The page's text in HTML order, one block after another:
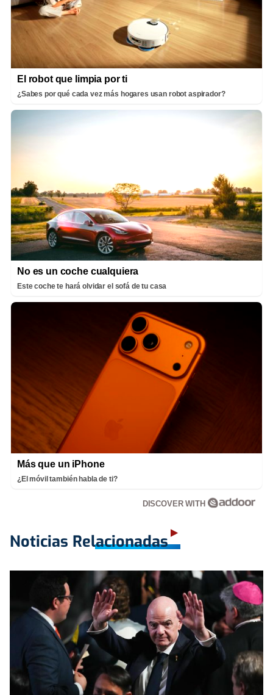
El robot que limpia por ti
¿Sabes por qué cada vez más hogares usan robot aspirador?
No es un coche cualquiera
Este coche te hará olvidar el sofá de tu casa
Más que un iPhone
¿El móvil también habla de ti?
DISCOVER WITH
Noticias Relacionadas